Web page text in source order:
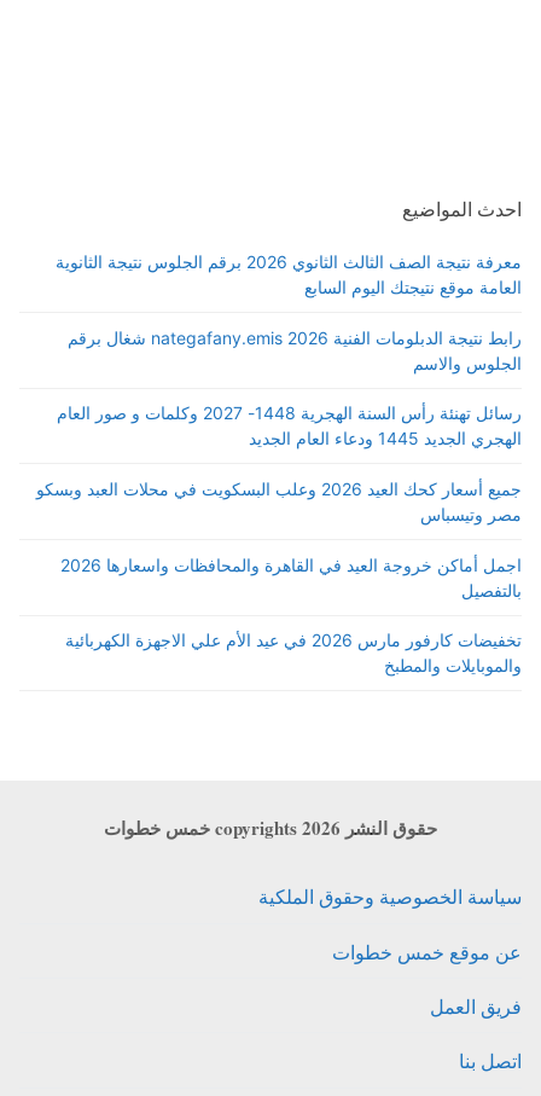
احدث المواضيع
معرفة نتيجة الصف الثالث الثانوي 2026 برقم الجلوس نتيجة الثانوية
العامة موقع نتيجتك اليوم السابع
رابط نتيجة الدبلومات الفنية 2026 nategafany.emis شغال برقم
الجلوس والاسم
رسائل تهنئة رأس السنة الهجرية 1448- 2027 وكلمات و صور العام
الهجري الجديد 1445 ودعاء العام الجديد
جميع أسعار كحك العيد 2026 وعلب البسكويت في محلات العبد وبسكو
مصر وتيسباس
اجمل أماكن خروجة العيد في القاهرة والمحافظات واسعارها 2026
بالتفصيل
تخفيضات كارفور مارس 2026 في عيد الأم علي الاجهزة الكهربائية
والموبايلات والمطبخ
حقوق النشر copyrights 2026 خمس خطوات
سياسة الخصوصية وحقوق الملكية
عن موقع خمس خطوات
فريق العمل
اتصل بنا